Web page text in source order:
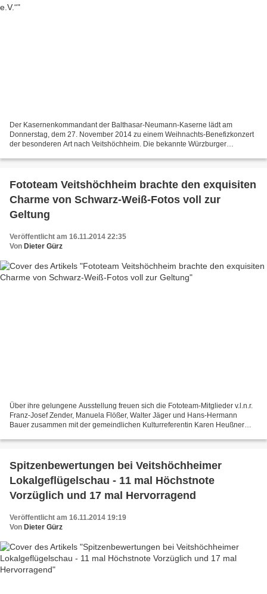
Der Kasernenkommandant der Balthasar-Neumann-Kaserne lädt am
Donnerstag, dem 27. November 2014 zu einem Weihnachts-Benefizkonzert
der besonderen Art nach Veitshöchheim. Die bekannte Würzburger
beswingtes...
Fototeam Veitshöchheim brachte den exquisiten
Charme von Schwarz-Weiß-Fotos voll zur
Geltung
Veröffentlicht am 16.11.2014 22:35
Von Dieter Gürz
Über ihre gelungene Ausstellung freuen sich die Fototeam-Mitglieder v.l.n.r.
Franz-Josef Zender, Manuela Flößer, Walter Jäger und Hans-Hermann
Bauer zusammen mit der gemeindlichen Kulturreferentin Karen Heußner
Spitzenbewertungen bei Veitshöchheimer
Lokalgeflügelschau - 11 mal Höchstnote
Vorzüglich und 17 mal Hervorragend
Veröffentlicht am 16.11.2014 19:19
Von Dieter Gürz